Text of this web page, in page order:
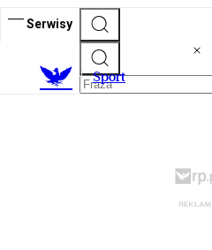
Serwisy
Sport